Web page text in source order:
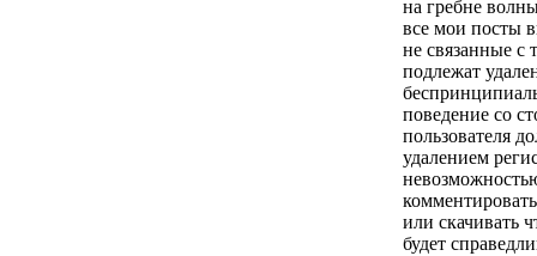
на гребне
все мои посты
не связанные с
подлежат
поведение со
пользователя
удалением
комментировать
или скачивать
будет